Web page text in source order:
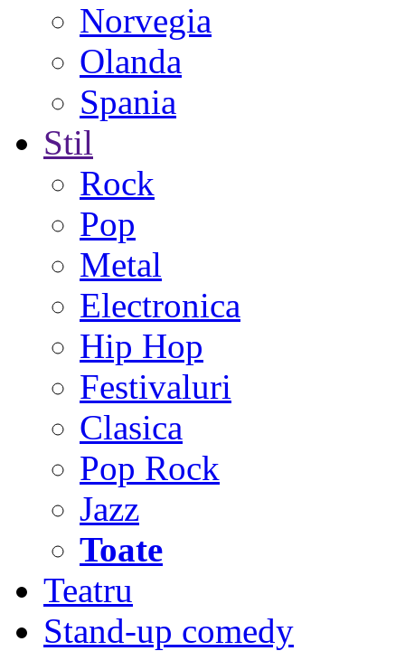
Norvegia
Olanda
Spania
Stil
Rock
Pop
Metal
Electronica
Hip Hop
Festivaluri
Clasica
Pop Rock
Jazz
Toate
Teatru
Stand-up comedy